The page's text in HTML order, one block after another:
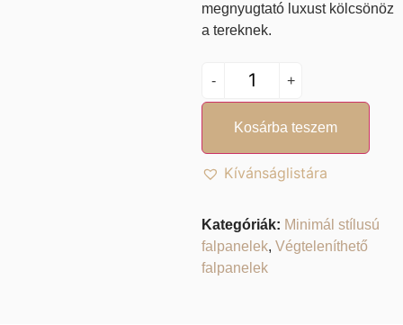
megnyugtató luxust kölcsönöz
a tereknek.
- +
Kosárba teszem
Kívánságlistára
Kategóriák: Minimál stílusú
falpanelek, Végteleníthető
falpanelek